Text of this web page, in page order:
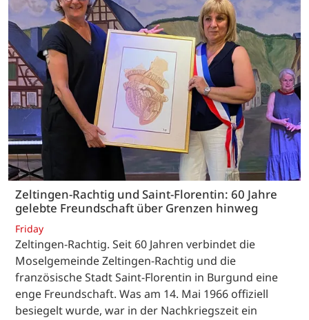
Zeltingen-Rachtig und Saint-Florentin: 60 Jahre
gelebte Freundschaft über Grenzen hinweg
Friday
Zeltingen-Rachtig. Seit 60 Jahren verbindet die
Moselgemeinde Zeltingen-Rachtig und die
französische Stadt Saint-Florentin in Burgund eine
enge Freundschaft. Was am 14. Mai 1966 offiziell
besiegelt wurde, war in der Nachkriegszeit ein